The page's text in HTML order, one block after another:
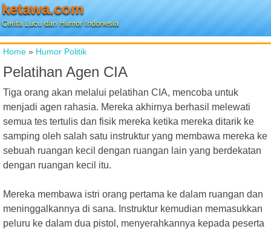
ketawa.com
Cerita Lucu dan Humor Indonesia
Home » Humor Politik
Pelatihan Agen CIA
Tiga orang akan melalui pelatihan CIA, mencoba untuk
menjadi agen rahasia. Mereka akhirnya berhasil melewati
semua tes tertulis dan fisik mereka ketika mereka ditarik ke
samping oleh salah satu instruktur yang membawa mereka ke
sebuah ruangan kecil dengan ruangan lain yang berdekatan
dengan ruangan kecil itu.
Mereka membawa istri orang pertama ke dalam ruangan dan
meninggalkannya di sana. Instruktur kemudian memasukkan
peluru ke dalam dua pistol, menyerahkannya kepada peserta